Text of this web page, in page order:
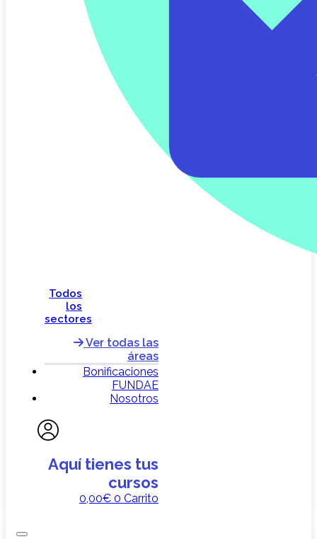
Todos
los
sectores
Ver todas las
áreas
Bonificaciones
FUNDAE
Nosotros
0,00€ 0 Carrito